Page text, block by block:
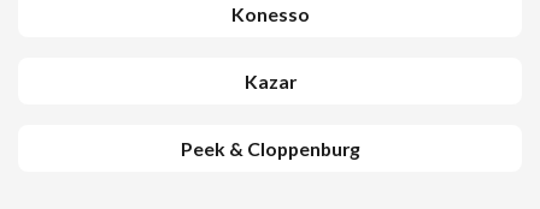
Konesso
Kazar
Peek & Cloppenburg